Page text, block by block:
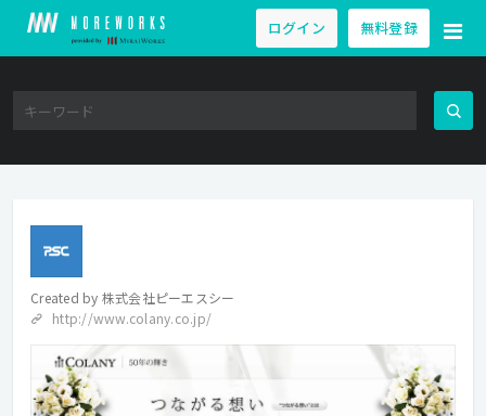
ログイン 無料登録
Created by 株式会社ピーエスシー
http://www.colany.co.jp/